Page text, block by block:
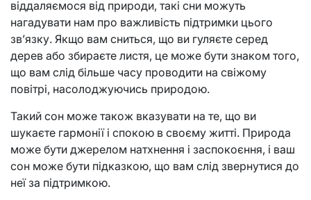
віддаляємося від природи, такі сни можуть
нагадувати нам про важливість підтримки цього
зв’язку. Якщо вам сниться, що ви гуляєте серед
дерев або збираєте листя, це може бути знаком того,
що вам слід більше часу проводити на свіжому
повітрі, насолоджуючись природою.
Такий сон може також вказувати на те, що ви
шукаєте гармонії і спокою в своєму житті. Природа
може бути джерелом натхнення і заспокоєння, і ваш
сон може бути підказкою, що вам слід звернутися до
неї за підтримкою.